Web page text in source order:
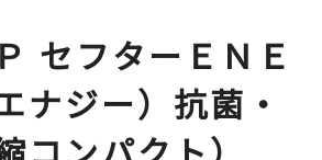
セフターＥＮＥ
ナジー）抗菌・